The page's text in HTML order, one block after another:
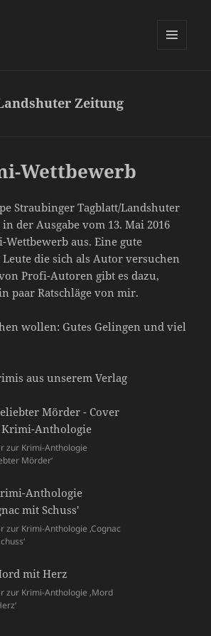
Zeitung
Wettbewerb
Straubinger Tagblatt/Landshuter
der Ausgabe vom 13. Mai 2016
aus. Eine gute
die sich als Autor versuchen
Profi-Autoren gibt es dazu,
paar Ratschläge von mir.
wollen: Gutes Gelingen und viel
aus unserem Verlag
zur Krimi-Anthologie
Mörder‘
zur Krimi-Anthologie ‚Cognac
zur Krimi-Anthologie ‚Mord